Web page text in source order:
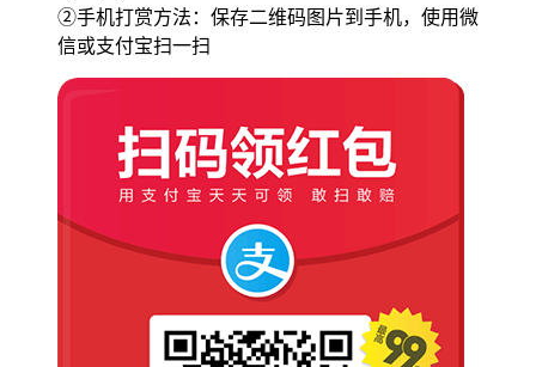
②手机打赏方法：保存二维码图片到手机，使用微
信或支付宝扫一扫